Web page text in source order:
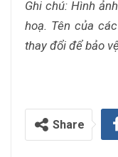
Ghi chú: Hình
hoạ. Tên của
thay đổi để bảo
Share